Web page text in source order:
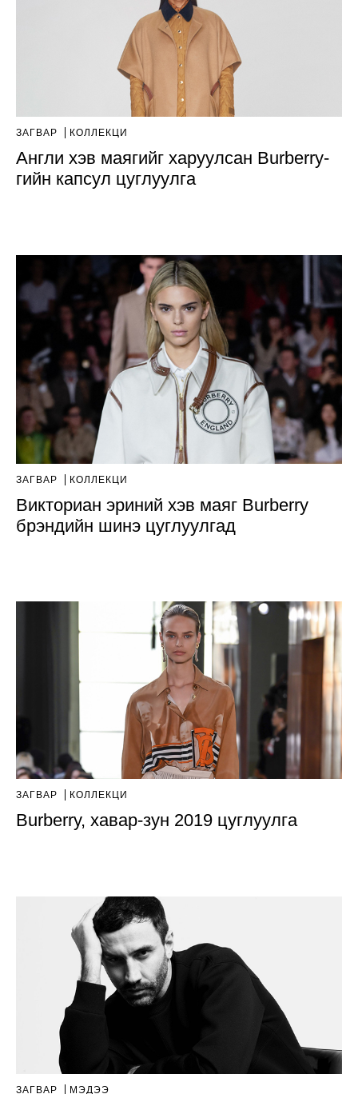
ЗАГВАР КОЛЛЕКЦИ
Англи хэв маягийг харуулсан Burberry-
гийн капсул цуглуулга
ЗАГВАР КОЛЛЕКЦИ
Викториан эриний хэв маяг Burberry
брэндийн шинэ цуглуулгад
ЗАГВАР КОЛЛЕКЦИ
Burberry, хавар-зун 2019 цуглуулга
ЗАГВАР МЭДЭЭ